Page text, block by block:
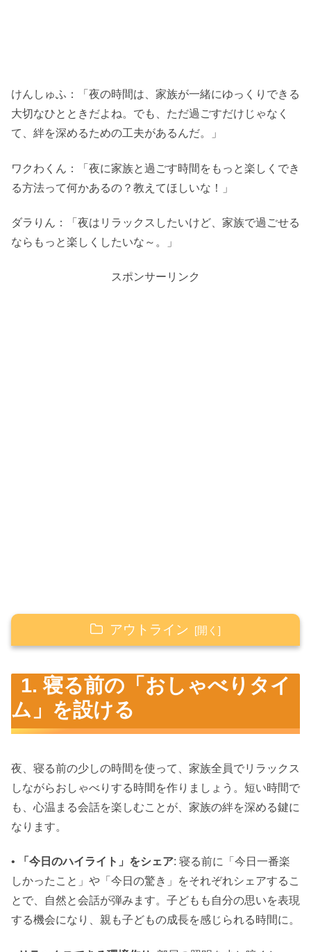
けんしゅふ：「夜の時間は、家族が一緒にゆっくりできる
大切なひとときだよね。でも、ただ過ごすだけじゃなく
て、絆を深めるための工夫があるんだ。」
ワクわくん：「夜に家族と過ごす時間をもっと楽しくでき
る方法って何かあるの？教えてほしいな！」
ダラりん：「夜はリラックスしたいけど、家族で過ごせる
ならもっと楽しくしたいな～。」
スポンサーリンク
アウトライン
2. 家族で「ナイトウォーク」を楽しむ
3. 「おやすみ前の読み聞かせ」で心を落ち着け
結論：夜のひとときを家族で楽しもう
1. 寝る前の「おしゃべりタイ
ム」を設ける
夜、寝る前の少しの時間を使って、家族全員でリラックス
しながらおしゃべりする時間を作りましょう。短い時間で
も、心温まる会話を楽しむことが、家族の絆を深める鍵に
なります。
• 「今日のハイライト」をシェア: 寝る前に「今日一番楽
しかったこと」や「今日の驚き」をそれぞれシェアするこ
とで、自然と会話が弾みます。子どもも自分の思いを表現
する機会になり、親も子どもの成長を感じられる時間に。